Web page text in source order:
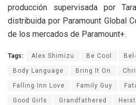
producción supervisada por
distribuida por Paramount Global
de los mercados de Paramount+.
Tags: Alex Shimizu Be Cool
Body Language Bring It On
Falling Inn Love Family Guy
Good Girls Grandfathered Heist